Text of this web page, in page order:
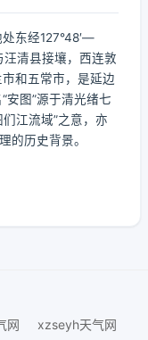
东经127°48′—
汪清县接壤，西连敦
和五常市，是延边
安图”源于清光绪七
江流域”之意，亦
的历史背景。
网
xzseyh天气网